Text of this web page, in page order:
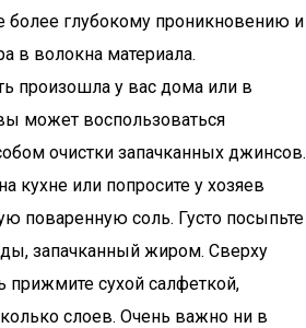
более глубокому проникновению и
в волокна материала.
произошла у вас дома или в
может воспользоваться
очистки запачканных джинсов.
кухне или попросите у хозяев
поваренную соль. Густо посыпьте
запачканный жиром. Сверху
прижмите сухой салфеткой,
слоев. Очень важно ни в